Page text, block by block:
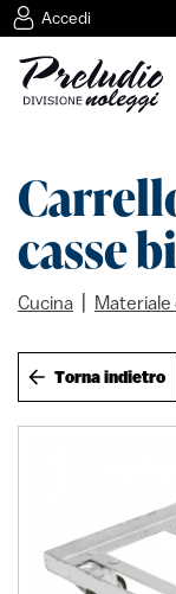
Accedi
casse
Cucina Materiale
Torna indietro